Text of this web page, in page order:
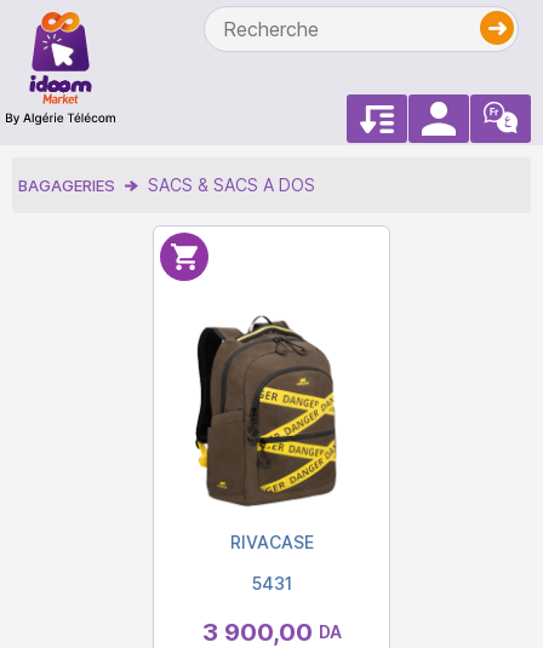
BAGAGERIES SACS & SACS A DOS
RIVACASE
5431
3 900,00 DA